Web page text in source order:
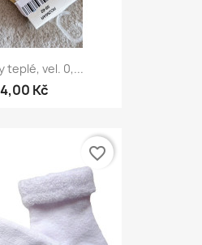
teplé, vel. 0,...
Kč
favorite_border